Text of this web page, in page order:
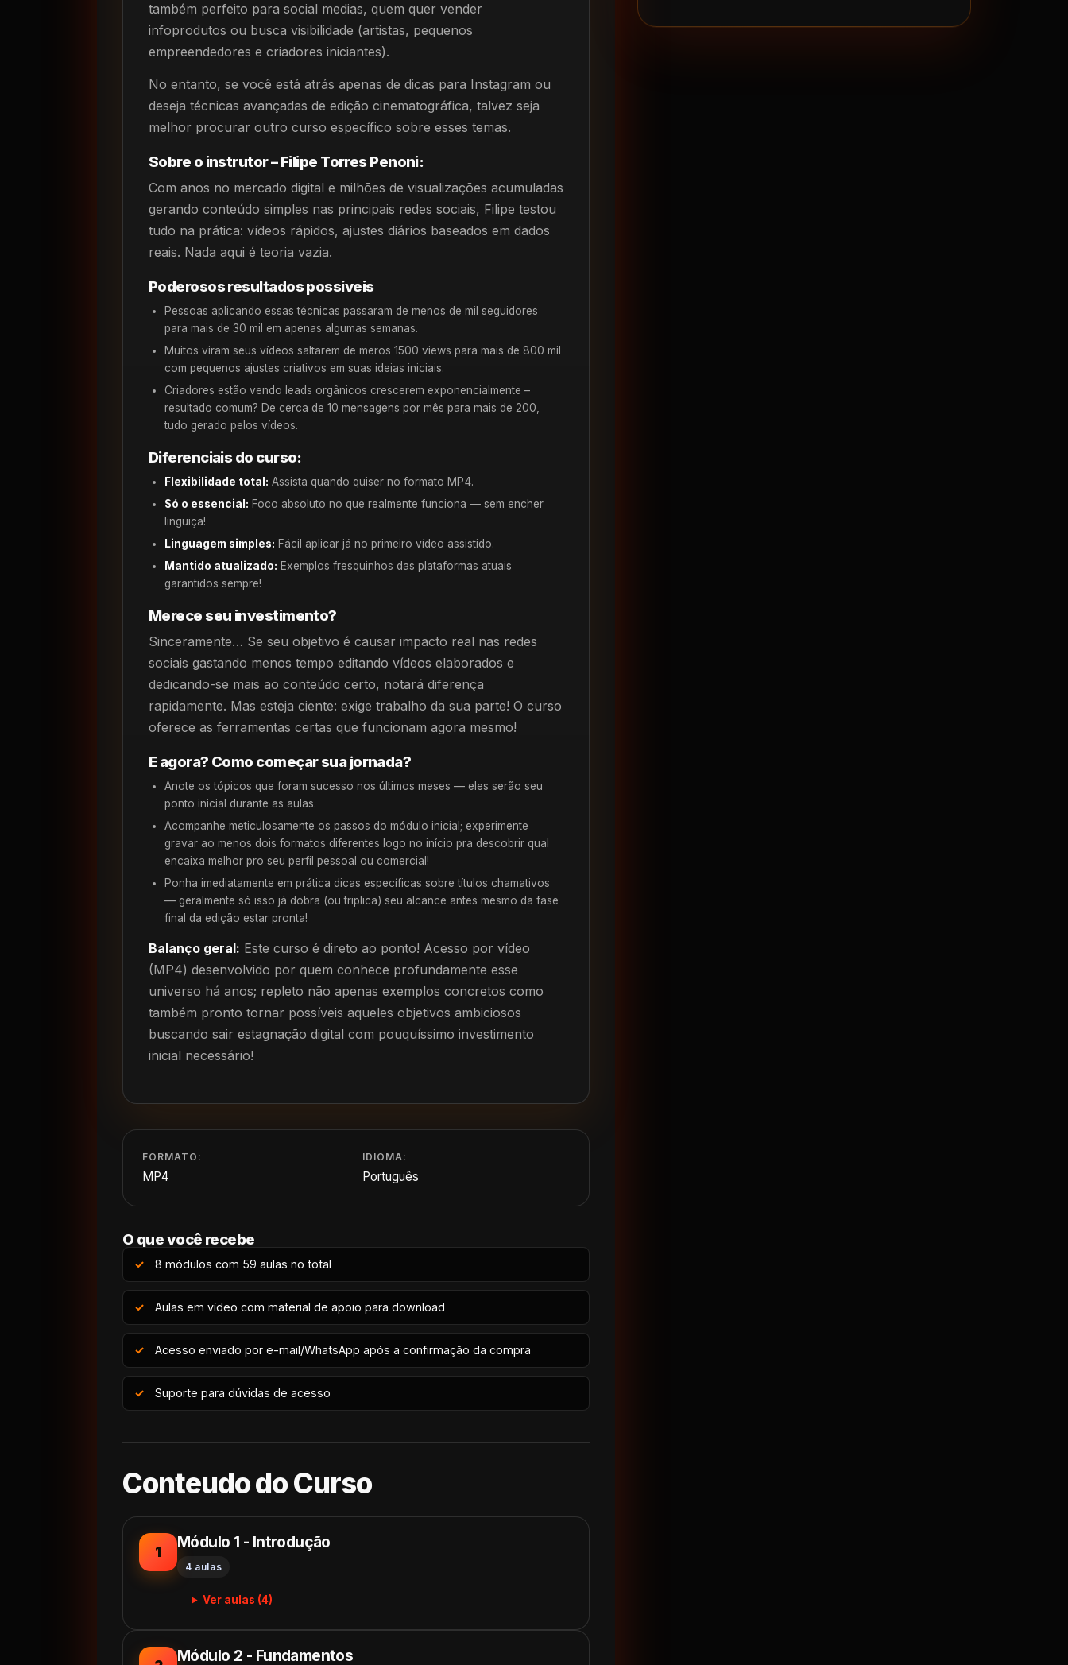
também perfeito para social medias, quem quer vender
infoprodutos ou busca visibilidade (artistas, pequenos
empreendedores e criadores iniciantes).
No entanto, se você está atrás apenas de dicas para Instagram ou
deseja técnicas avançadas de edição cinematográfica, talvez seja
melhor procurar outro curso específico sobre esses temas.
Sobre o instrutor – Filipe Torres Penoni:
Com anos no mercado digital e milhões de visualizações acumuladas
gerando conteúdo simples nas principais redes sociais, Filipe testou
tudo na prática: vídeos rápidos, ajustes diários baseados em dados
reais. Nada aqui é teoria vazia.
Poderosos resultados possíveis
Pessoas aplicando essas técnicas passaram de menos de mil seguidores
para mais de 30 mil em apenas algumas semanas.
Muitos viram seus vídeos saltarem de meros 1500 views para mais de 800 mil
com pequenos ajustes criativos em suas ideias iniciais.
Criadores estão vendo leads orgânicos crescerem exponencialmente –
resultado comum? De cerca de 10 mensagens por mês para mais de 200,
tudo gerado pelos vídeos.
Diferenciais do curso:
Flexibilidade total: Assista quando quiser no formato MP4.
Só o essencial: Foco absoluto no que realmente funciona — sem encher
linguiça!
Linguagem simples: Fácil aplicar já no primeiro vídeo assistido.
Mantido atualizado: Exemplos fresquinhos das plataformas atuais
garantidos sempre!
Merece seu investimento?
Sinceramente… Se seu objetivo é causar impacto real nas redes
sociais gastando menos tempo editando vídeos elaborados e
dedicando-se mais ao conteúdo certo, notará diferença
rapidamente. Mas esteja ciente: exige trabalho da sua parte! O curso
oferece as ferramentas certas que funcionam agora mesmo!
E agora? Como começar sua jornada?
Anote os tópicos que foram sucesso nos últimos meses — eles serão seu
ponto inicial durante as aulas.
Acompanhe meticulosamente os passos do módulo inicial; experimente
gravar ao menos dois formatos diferentes logo no início pra descobrir qual
encaixa melhor pro seu perfil pessoal ou comercial!
Ponha imediatamente em prática dicas específicas sobre títulos chamativos
— geralmente só isso já dobra (ou triplica) seu alcance antes mesmo da fase
final da edição estar pronta!
Balanço geral: Este curso é direto ao ponto! Acesso por vídeo
(MP4) desenvolvido por quem conhece profundamente esse
universo há anos; repleto não apenas exemplos concretos como
também pronto tornar possíveis aqueles objetivos ambiciosos
buscando sair estagnação digital com pouquíssimo investimento
inicial necessário!
FORMATO:
MP4
IDIOMA:
Português
O que você recebe
8 módulos com 59 aulas no total
Aulas em vídeo com material de apoio para download
Acesso enviado por e-mail/WhatsApp após a confirmação da compra
Suporte para dúvidas de acesso
Conteudo do Curso
1
Módulo 1 - Introdução
4 aulas
Ver aulas (4)
Módulo 2 - Fundamentos